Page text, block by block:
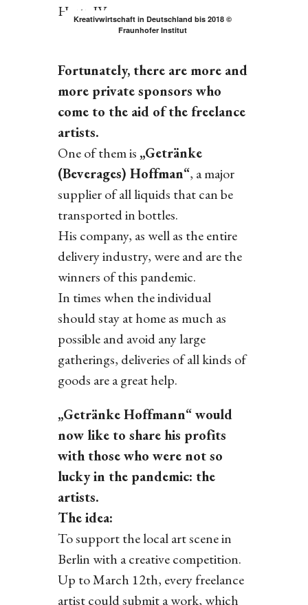
Hartz IV.
Kreativwirtschaft in Deutschland bis 2018 ©
Fraunhofer Institut
Fortunately, there are more and
more private sponsors who
come to the aid of the freelance
artists.
One of them is „Getränke
(Beverages) Hoffman“, a major
supplier of all liquids that can be
transported in bottles.
His company, as well as the entire
delivery industry, were and are the
winners of this pandemic.
In times when the individual
should stay at home as much as
possible and avoid any large
gatherings, deliveries of all kinds of
goods are a great help.
„Getränke Hoffmann“ would
now like to share his profits
with those who were not so
lucky in the pandemic: the
artists.
The idea:
To support the local art scene in
Berlin with a creative competition.
Up to March 12th, every freelance
artist could submit a work, which